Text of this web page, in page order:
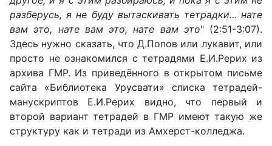
разберусь, я не буду вытаскивать тетрадки... нате
вам это, нате вам это, нате вам это" (2:51-3:07).
Здесь нужно сказать, что Д.Попов или лукавит, или
просто не ознакомился с тетрадями Е.И.Рерих из
архива ГМР. Из приведённого в открытом письме
сайта «Библиотека Урусвати» списка тетрадей-
манускриптов Е.И.Рерих видно, что первый и
второй вариант тетрадей в ГМР имеют такую же
структуру как и тетради из Амхерст-колледжа.